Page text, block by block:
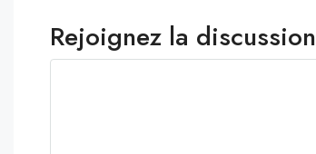
Rejoignez la discussion